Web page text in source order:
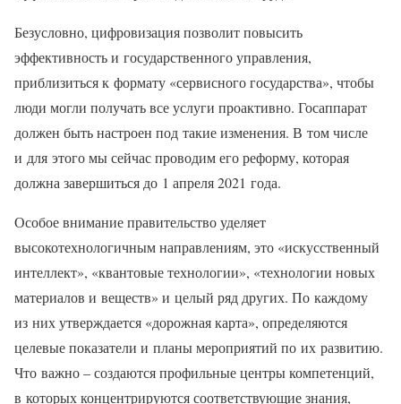
Безусловно, цифровизация позволит повысить
эффективность и государственного управления,
приблизиться к формату «сервисного государства», чтобы
люди могли получать все услуги проактивно. Госаппарат
должен быть настроен под такие изменения. В том числе
и для этого мы сейчас проводим его реформу, которая
должна завершиться до 1 апреля 2021 года.
Особое внимание правительство уделяет
высокотехнологичным направлениям, это «искусственный
интеллект», «квантовые технологии», «технологии новых
материалов и веществ» и целый ряд других. По каждому
из них утверждается «дорожная карта», определяются
целевые показатели и планы мероприятий по их развитию.
Что важно – создаются профильные центры компетенций,
в которых концентрируются соответствующие знания,